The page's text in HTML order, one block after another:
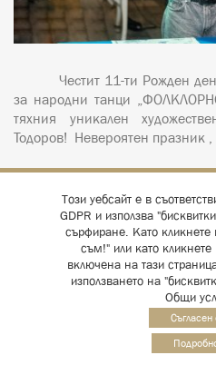
Честит 11-ти Рожден
за народни танци
тяхния уникален
Тодоров! Невероятен празник ,
© 2026 Emo Hristov film &
Поверителност
design and
Он-лайн системи
Този уебсайт е в
GDPR и използва
сърфиране. Като кликнете
съм!" или като
включена на тази
използването на
Общи